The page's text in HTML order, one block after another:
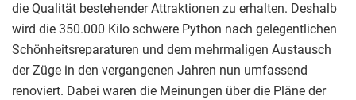
die Qualität bestehender Attraktionen zu erhalten. Deshalb
wird die 350.000 Kilo schwere Python nach gelegentlichen
Schönheitsreparaturen und dem mehrmaligen Austausch
der Züge in den vergangenen Jahren nun umfassend
renoviert. Dabei waren die Meinungen über die Pläne der